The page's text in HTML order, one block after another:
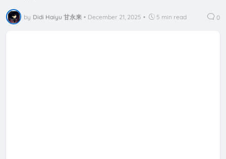
by Didi Haiyu 甘永来 • December 21, 2025 • 5 min read 0